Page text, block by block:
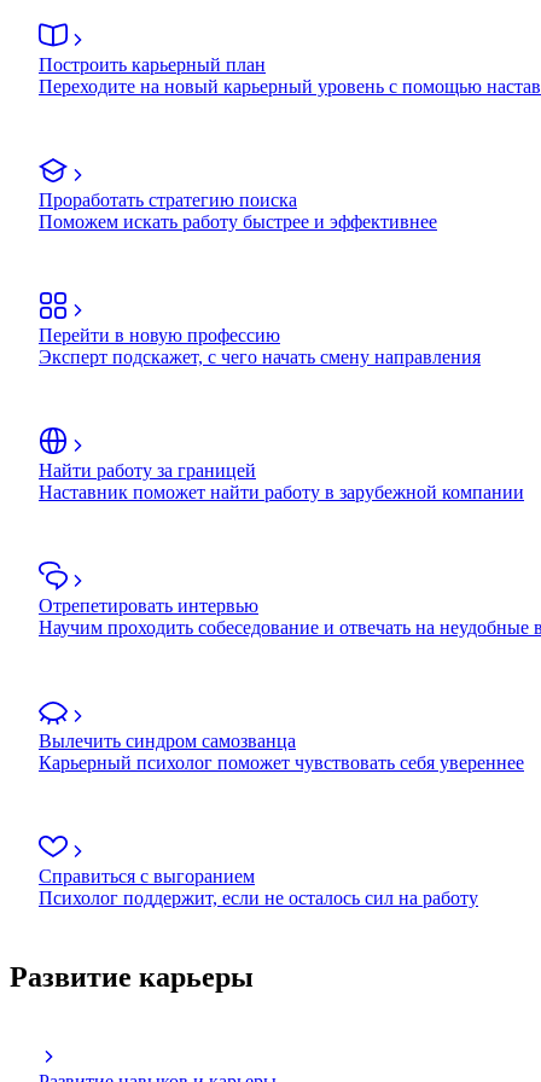
Построить карьерный план
Переходите на новый карьерный уровень с помощью
Проработать стратегию поиска
Поможем искать работу быстрее и эффективнее
Перейти в новую профессию
Эксперт подскажет, с чего начать смену направления
Найти работу за границей
Наставник поможет найти работу в зарубежной компании
Отрепетировать интервью
Научим проходить собеседование и отвечать на неудобные
Вылечить синдром самозванца
Карьерный психолог поможет чувствовать себя увереннее
Справиться с выгоранием
Психолог поддержит, если не осталось сил на работу
Развитие карьеры